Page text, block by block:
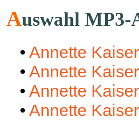
Auswahl MP3-
• Annette
• Annette
• Annette
• Annette